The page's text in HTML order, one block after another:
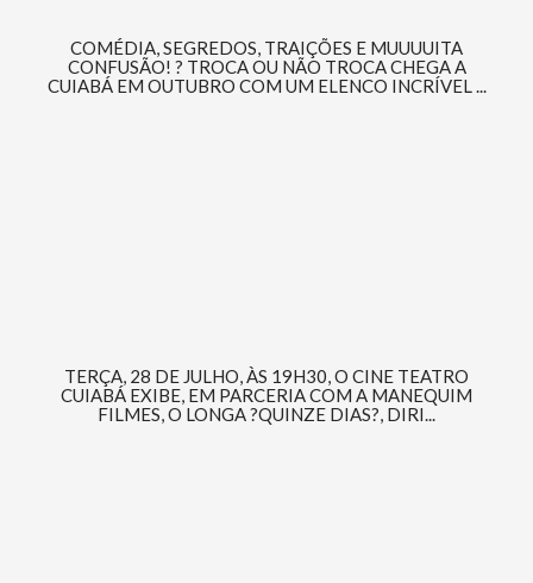
COMÉDIA, SEGREDOS, TRAIÇÕES E MUUUUITA
CONFUSÃO! ? TROCA OU NÃO TROCA CHEGA A
CUIABÁ EM OUTUBRO COM UM ELENCO INCRÍVEL ...
TERÇA, 28 DE JULHO, ÀS 19H30, O CINE TEATRO
CUIABÁ EXIBE, EM PARCERIA COM A MANEQUIM
FILMES, O LONGA ?QUINZE DIAS?, DIRI...